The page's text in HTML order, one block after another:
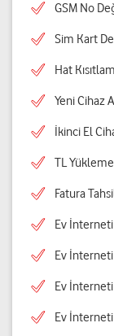
GSM No
Sim Kart
Hat
Yeni Cihaz
İkinci El
TL Yükleme
Fatura
Ev İnterneti
Ev
Ev
Ev